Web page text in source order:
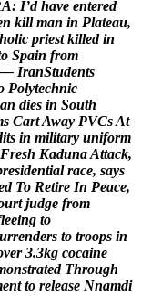
A: I’d have entered
n kill man in Plateau,
holic priest killed in
o Spain from
— IranStudents
Polytechnic
an dies in South
s CartAway PVCsAt
its in military uniform
Fresh KadunaAttack,
residential race, says
d To Retire In Peace,
urt judge from
leeing to
urrenders to troops in
ver 3.3kg cocaine
onstrated Through
ent to release Nnamdi